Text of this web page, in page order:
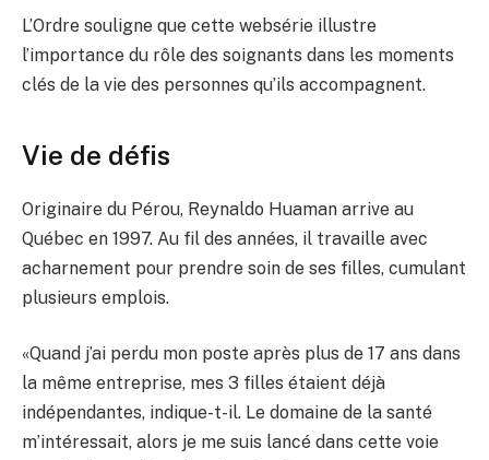
L’Ordre souligne que cette websérie illustre
l’importance du rôle des soignants dans les moments
clés de la vie des personnes qu’ils accompagnent.
Vie de défis
Originaire du Pérou, Reynaldo Huaman arrive au
Québec en 1997. Au fil des années, il travaille avec
acharnement pour prendre soin de ses filles, cumulant
plusieurs emplois.
«Quand j’ai perdu mon poste après plus de 17 ans dans
la même entreprise, mes 3 filles étaient déjà
indépendantes, indique-t-il. Le domaine de la santé
m’intéressait, alors je me suis lancé dans cette voie